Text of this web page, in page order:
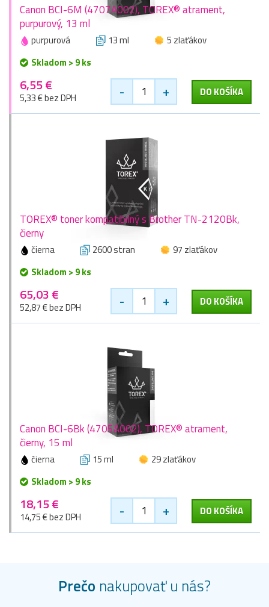
Canon BCI-6M (4707A002), TOREX® atrament,
purpurový, 13 ml
purpurová 13 ml
5 zlaťákov
Skladom > 9 ks
6,55 €
5,33 € bez DPH - + DO KOŠÍKA
TOREX® toner kompatibilný s Brother TN-2120Bk,
čierny
čierna 2600 stran
97 zlaťákov
Skladom > 9 ks
65,03 €
52,87 € bez DPH - + DO KOŠÍKA
Canon BCI-6Bk (4705A002), TOREX® atrament,
čierny, 15 ml
čierna 15 ml
29 zlaťákov
Skladom > 9 ks
18,15 €
14,75 € bez DPH - + DO KOŠÍKA
Prečo nakupovať u nás?